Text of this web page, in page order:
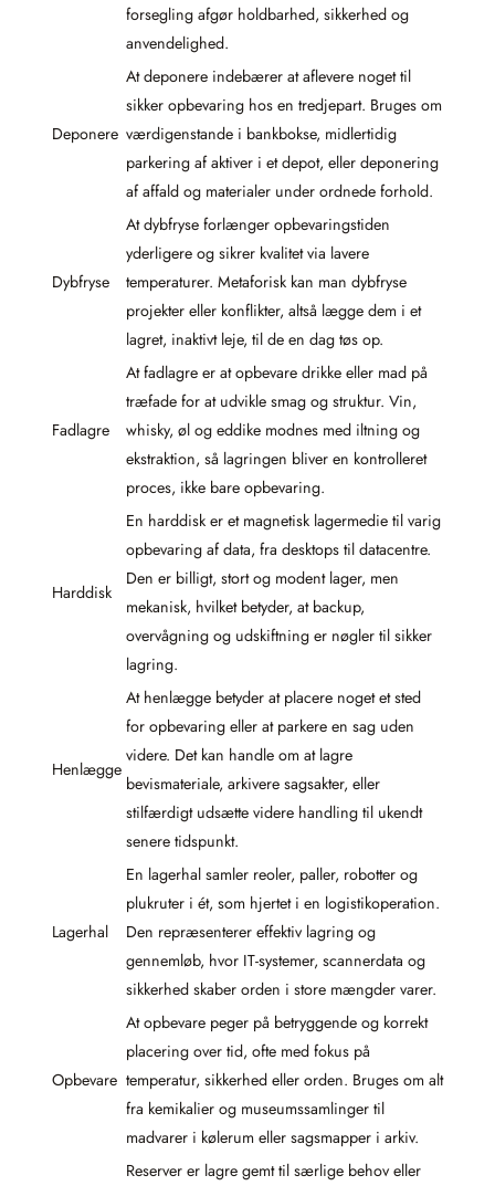
forsegling afgør holdbarhed, sikkerhed og
anvendelighed.
Deponere
At deponere indebærer at aflevere noget til
sikker opbevaring hos en tredjepart. Bruges om
værdigenstande i bankbokse, midlertidig
parkering af aktiver i et depot, eller deponering
af affald og materialer under ordnede forhold.
Dybfryse
At dybfryse forlænger opbevaringstiden
yderligere og sikrer kvalitet via lavere
temperaturer. Metaforisk kan man dybfryse
projekter eller konflikter, altså lægge dem i et
lagret, inaktivt leje, til de en dag tøs op.
Fadlagre
At fadlagre er at opbevare drikke eller mad på
træfade for at udvikle smag og struktur. Vin,
whisky, øl og eddike modnes med iltning og
ekstraktion, så lagringen bliver en kontrolleret
proces, ikke bare opbevaring.
Harddisk
En harddisk er et magnetisk lagermedie til varig
opbevaring af data, fra desktops til datacentre.
Den er billigt, stort og modent lager, men
mekanisk, hvilket betyder, at backup,
overvågning og udskiftning er nøgler til sikker
lagring.
Henlægge
At henlægge betyder at placere noget et sted
for opbevaring eller at parkere en sag uden
videre. Det kan handle om at lagre
bevismateriale, arkivere sagsakter, eller
stilfærdigt udsætte videre handling til ukendt
senere tidspunkt.
Lagerhal
En lagerhal samler reoler, paller, robotter og
plukruter i ét, som hjertet i en logistikoperation.
Den repræsenterer effektiv lagring og
gennemløb, hvor IT-systemer, scannerdata og
sikkerhed skaber orden i store mængder varer.
Opbevare
At opbevare peger på betryggende og korrekt
placering over tid, ofte med fokus på
temperatur, sikkerhed eller orden. Bruges om alt
fra kemikalier og museumssamlinger til
madvarer i kølerum eller sagsmapper i arkiv.
Reserver er lagre gemt til særlige behov eller